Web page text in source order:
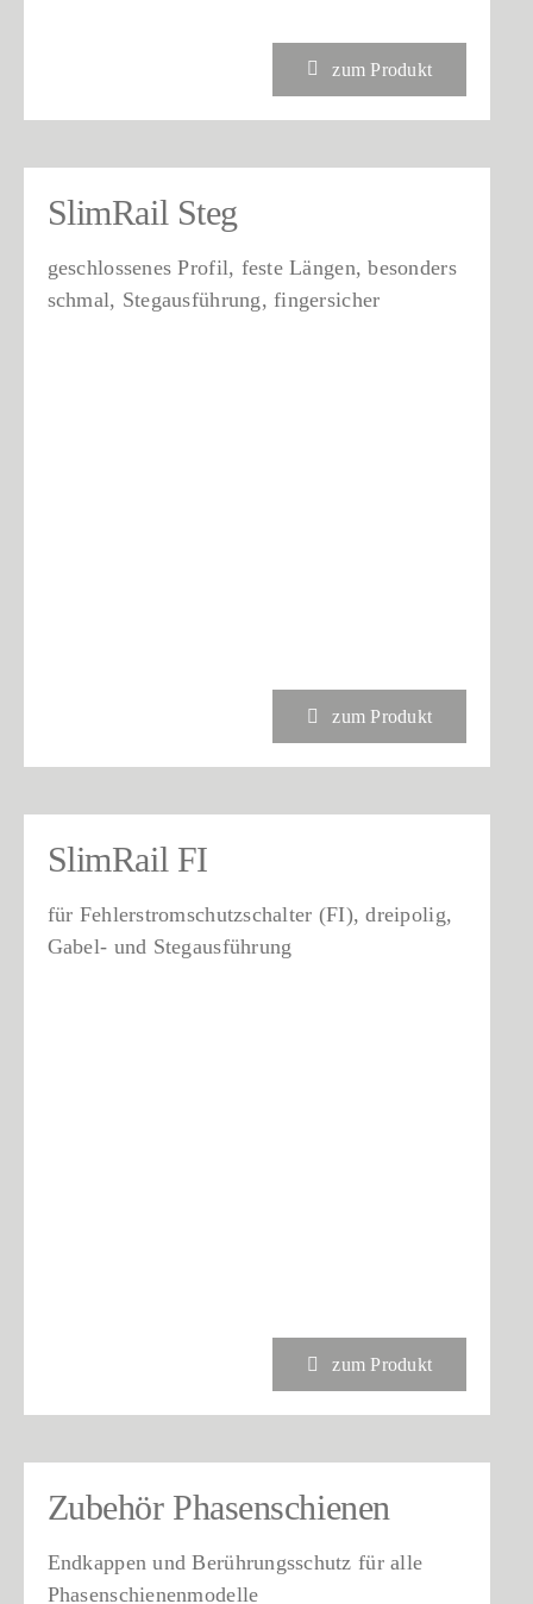
zum Produkt
SlimRail Steg
geschlossenes Profil, feste Längen, besonders
schmal, Stegausführung, fingersicher
zum Produkt
SlimRail FI
für Fehlerstromschutzschalter (FI), dreipolig,
Gabel- und Stegausführung
zum Produkt
Zubehör Phasenschienen
Endkappen und Berührungsschutz für alle
Phasenschienenmodelle